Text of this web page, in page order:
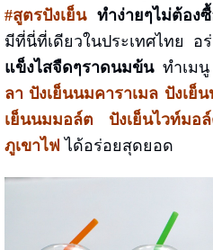
#สูตรปังเย็น
ทำง่ายๆไม่ต้อง
มีที่นี่ที่เดียวในประเทศไทย
แข็งไสจืดๆราดนมข้นทำเมนู
ลา ปังเย็นนมคาราเมล ปังเ
เย็นนมมอล์ต
ปังเย็นไวท์มอ
ภูเขาไฟ ได้อร่อยสุดยอด